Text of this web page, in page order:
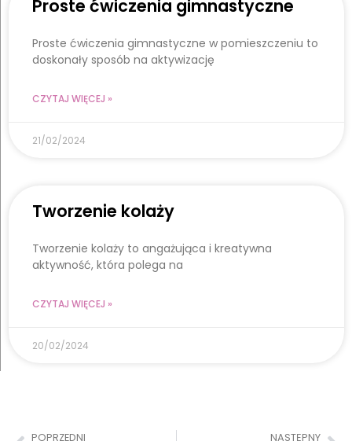
Proste ćwiczenia gimnastyczne
Proste ćwiczenia gimnastyczne w pomieszczeniu to
doskonały sposób na aktywizację
CZYTAJ WIĘCEJ »
21/02/2024
Tworzenie kolaży
Tworzenie kolaży to angażująca i kreatywna
aktywność, która polega na
CZYTAJ WIĘCEJ »
20/02/2024
POPRZEDNI NASTĘPNY